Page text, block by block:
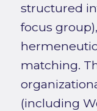
structured
focus
matching.
(including